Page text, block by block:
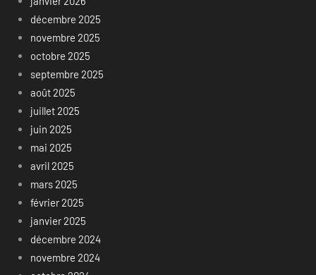
décembre 2025
novembre 2025
octobre 2025
septembre 2025
août 2025
juillet 2025
juin 2025
mai 2025
avril 2025
mars 2025
février 2025
janvier 2025
décembre 2024
novembre 2024